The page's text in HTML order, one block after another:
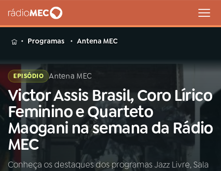
MENU
Buscar
na
Rádio
MEC
Buscar
Programas Antena MEC
EPISÓDIO Antena MEC
Victor Assis Brasil, Coro Lírico
Feminino e Quarteto
Maogani na semana da Rádio
MEC
Conheça os destaques dos programas Jazz Livre, Sala